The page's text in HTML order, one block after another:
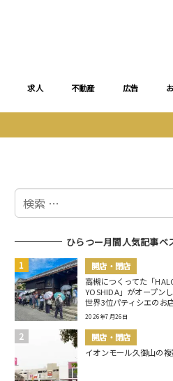
求人 不動産 広告
検
ひらつー月間人気記事ベ
開店・閉店
高槻につくってた「
YOSHIDA」がオープン
世界3位パティシエのお
2026年7月26日
開店・閉店
イオンモール久御山の